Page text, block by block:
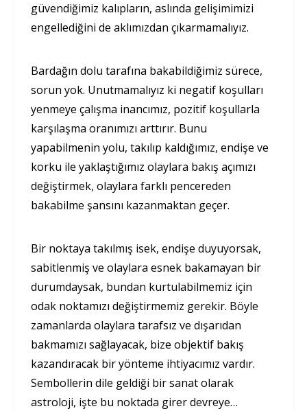
güvendiğimiz kalıpların, aslında gelişimimizi
engellediğini de aklımızdan çıkarmamalıyız.
Bardağın dolu tarafına bakabildiğimiz sürece,
sorun yok. Unutmamalıyız ki negatif koşulları
yenmeye çalışma inancımız, pozitif koşullarla
karşılaşma oranımızı arttırır. Bunu
yapabilmenin yolu, takılıp kaldığımız, endişe ve
korku ile yaklaştığımız olaylara bakış açımızı
değiştirmek, olaylara farklı pencereden
bakabilme şansını kazanmaktan geçer.
Bir noktaya takılmış isek, endişe duyuyorsak,
sabitlenmiş ve olaylara esnek bakamayan bir
durumdaysak, bundan kurtulabilmemiz için
odak noktamızı değiştirmemiz gerekir. Böyle
zamanlarda olaylara tarafsız ve dışarıdan
bakmamızı sağlayacak, bize objektif bakış
kazandıracak bir yönteme ihtiyacımız vardır.
Sembollerin dile geldiği bir sanat olarak
astroloji, işte bu noktada girer devreye…